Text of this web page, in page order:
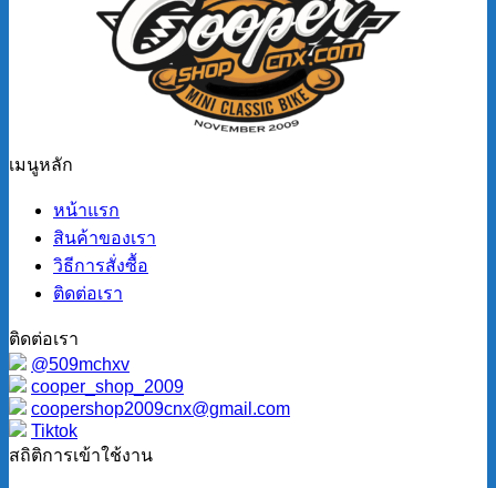
เมนูหลัก
หน้าแรก
สินค้าของเรา
วิธีการสั่งซื้อ
ติดต่อเรา
ติดต่อเรา
@509mchxv
cooper_shop_2009
coopershop2009cnx@gmail.com
Tiktok
สถิติการเข้าใช้งาน